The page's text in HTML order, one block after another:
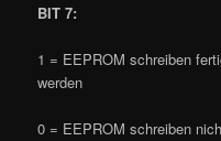
BIT 7:
1 = EEPROM schreiben
werden
0 = EEPROM schreiben